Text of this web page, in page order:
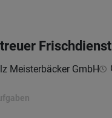
Meisterbäcker GmbH